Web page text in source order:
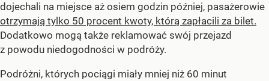
dojechali na miejsce aż osiem godzin później, pasażerowie
otrzymają tylko 50 procent kwoty, którą zapłacili za bilet.
Dodatkowo mogą także reklamować swój przejazd
z powodu niedogodności w podróży.
Podróżni, których pociągi miały mniej niż 60 minut